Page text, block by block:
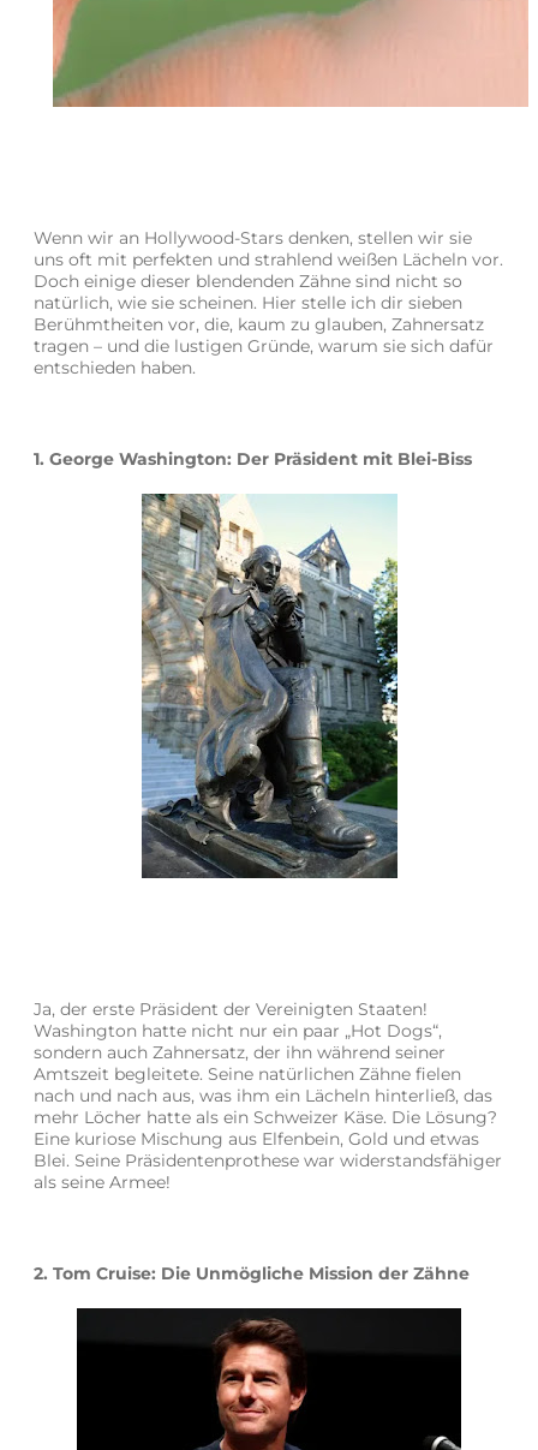
Wenn wir an Hollywood-Stars denken, stellen wir sie
uns oft mit perfekten und strahlend weißen Lächeln vor.
Doch einige dieser blendenden Zähne sind nicht so
natürlich, wie sie scheinen. Hier stelle ich dir sieben
Berühmtheiten vor, die, kaum zu glauben, Zahnersatz
tragen – und die lustigen Gründe, warum sie sich dafür
entschieden haben.
1. George Washington: Der Präsident mit Blei-Biss
Ja, der erste Präsident der Vereinigten Staaten!
Washington hatte nicht nur ein paar „Hot Dogs“,
sondern auch Zahnersatz, der ihn während seiner
Amtszeit begleitete. Seine natürlichen Zähne fielen
nach und nach aus, was ihm ein Lächeln hinterließ, das
mehr Löcher hatte als ein Schweizer Käse. Die Lösung?
Eine kuriose Mischung aus Elfenbein, Gold und etwas
Blei. Seine Präsidentenprothese war widerstandsfähiger
als seine Armee!
2. Tom Cruise: Die Unmögliche Mission der Zähne